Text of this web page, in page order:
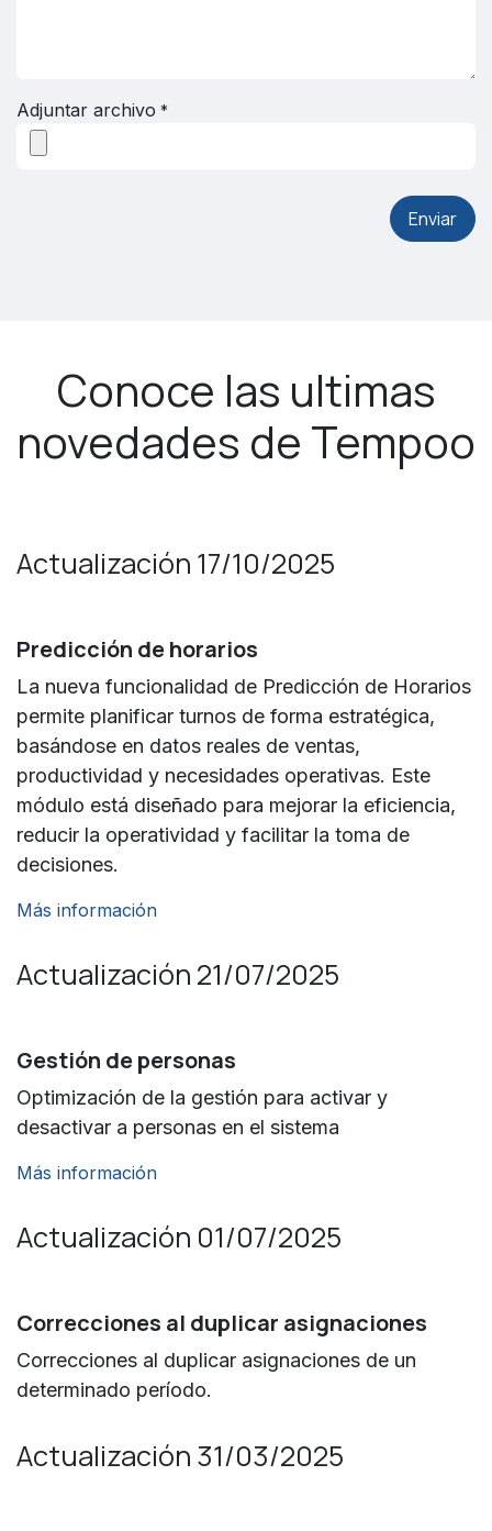
Adjuntar archivo *
Enviar
Conoce las ultimas
novedades de Tempoo
Actualización 17/10/2025
Predicción de horarios
La nueva funcionalidad de Predicción de Horarios
permite planificar turnos de forma estratégica,
basándose en datos reales de ventas,
productividad y necesidades operativas. Este
módulo está diseñado para mejorar la eficiencia,
reducir la operatividad y facilitar la toma de
decisiones.
Más información
Actualización 21/07/2025
Gestión de personas
Optimización de la gestión para activar y
desactivar a personas en el sistema
Más información
Actualización 01/07/2025
Correcciones al duplicar asignaciones
Correcciones al duplicar asignaciones de un
determinado período.
Actualización 31/03/2025